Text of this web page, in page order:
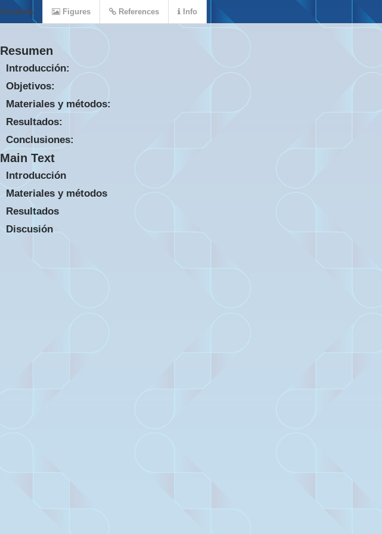
Resumen
Introducción:
Objetivos:
Materiales y métodos:
Resultados:
Conclusiones:
Main Text
Introducción
Materiales y métodos
Resultados
Discusión
Contents Figures References Info